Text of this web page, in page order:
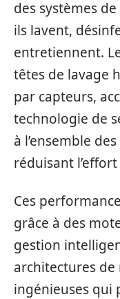
des systèmes
ils lavent,
entretiennent.
têtes de lavage
par capteurs,
technologie de
à l’ensemble
réduisant
Ces
grâce à des
gestion
architectures
ingénieuses qui